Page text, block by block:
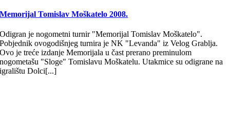
Memorijal Tomislav Moškatelo 2008.
Odigran je nogometni turnir "Memorijal Tomislav Moškatelo".
Pobjednik ovogodišnjeg turnira je NK "Levanda" iz Velog Grablja.
Ovo je treće izdanje Memorijala u čast prerano preminulom
nogometašu "Sloge" Tomislavu Moškatelu. Utakmice su odigrane na
igralištu Dolci[...]